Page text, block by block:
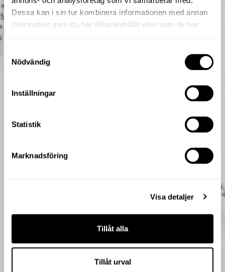
Dessa kan i sin tur kombinera informationen med annan
information som du har tillhandahållit eller som de har
Nödvändig
Inställningar
Statistik
Marknadsföring
Visa detaljer
Tillåt alla
Tillåt urval